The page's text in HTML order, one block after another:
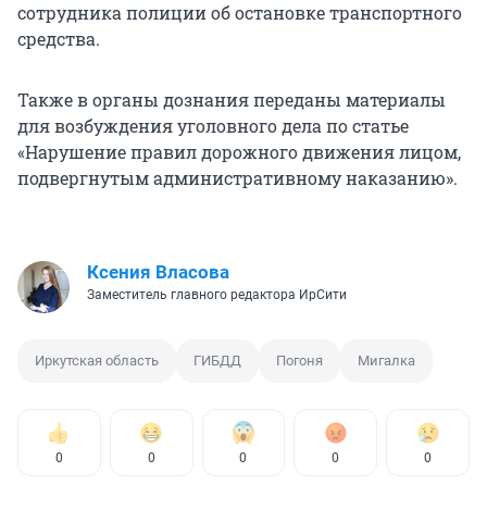
сотрудника полиции об остановке транспортного
средства.
Также в органы дознания переданы материалы
для возбуждения уголовного дела по статье
«Нарушение правил дорожного движения лицом,
подвергнутым административному наказанию».
Ксения Власова
Заместитель главного редактора ИрСити
Иркутская область ГИБДД Погоня Мигалка
0 0 0 0 0